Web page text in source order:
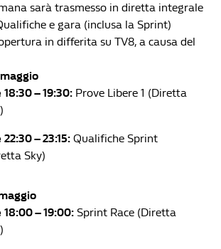
sarà trasmesso in diretta integrale
e gara (inclusa la Sprint)
in differita su TV8, a causa del
18:30 – 19:30: Prove Libere 1 (Diretta
22:30 – 23:15: Qualifiche Sprint
Sky)
18:00 – 19:00: Sprint Race (Diretta